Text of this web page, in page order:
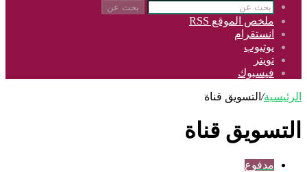
بحث عن
ملخص الموقع RSS
انستقرام
يوتيوب
تويتر
فيسبوك
الرئيسية/ التسويق قناة
التسويق قناة
مدفوع